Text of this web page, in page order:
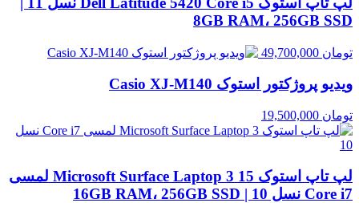
8GB RAM، 256GB SSD
تومان
ویدیو پروژکتور استوک Casio XJ‑M140
تومان
لپ تاپ استوک Microsoft Surface Laptop 3 15 لمسی
Core i7 نسل 10 | 16GB RAM، 256GB SSD